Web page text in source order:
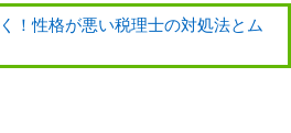
！性格が悪い税理士の対処法とム